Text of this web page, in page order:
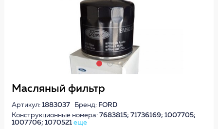
Масляный фильтр
Артикул: 1883037Бренд: FORD
Конструкционные номера: 7683815; 71736169; 1007705;
1007706; 1070521 еще